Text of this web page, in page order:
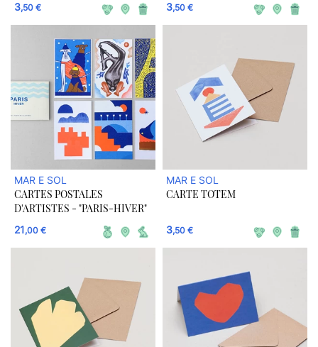
3,50 € 3,50 €
MAR E SOL
CARTES POSTALES
D'ARTISTES - "PARIS-HIVER"
21,00 €
MAR E SOL
CARTE TOTEM
3,50 €